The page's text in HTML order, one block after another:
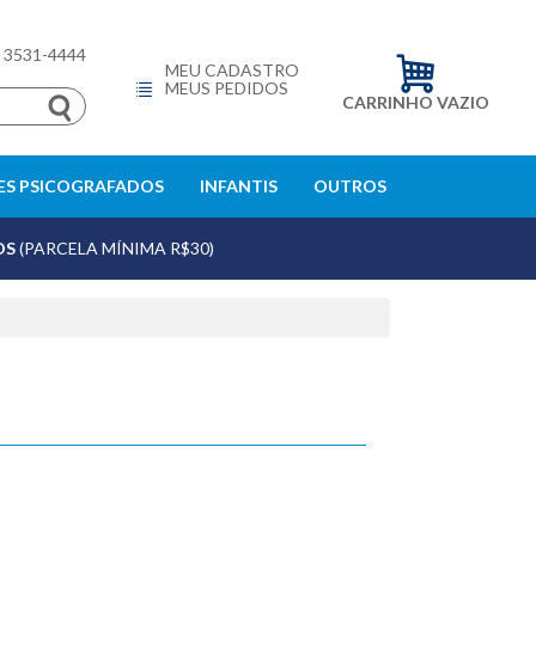
3531-4444
MEU CADASTRO
MEUS PEDIDOS
CARRINHO VAZIO
PSICOGRAFADOS INFANTIS OUTROS
(PARCELA MÍNIMA R$30)